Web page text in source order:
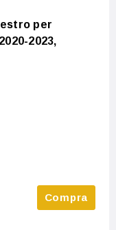
per
2023,
Compra